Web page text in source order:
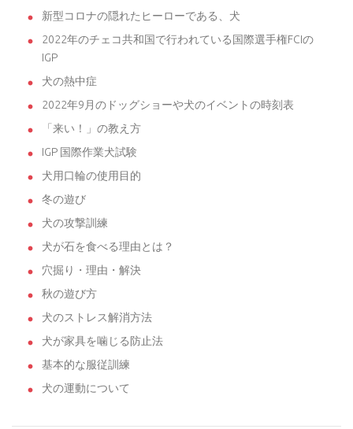
新型コロナの隠れたヒーローである、犬
2022年のチェコ共和国で行われている国際選手権FCIの
IGP
犬の熱中症
2022年9月のドッグショーや犬のイベントの時刻表
「来い！」の教え方
IGP 国際作業犬試験
犬用口輪の使用目的
冬の遊び
犬の攻撃訓練
犬が石を食べる理由とは？
穴掘り・理由・解決
秋の遊び方
犬のストレス解消方法
犬が家具を噛じる防止法
基本的な服従訓練
犬の運動について